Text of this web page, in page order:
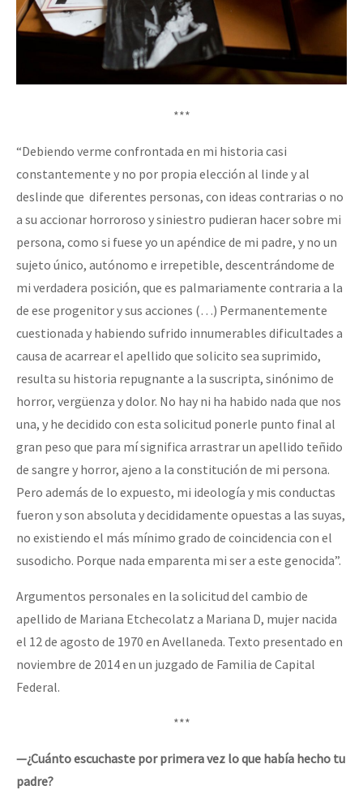
***
“Debiendo verme confrontada en mi historia casi
constantemente y no por propia elección al linde y al
deslinde que diferentes personas, con ideas contrarias o no
a su accionar horroroso y siniestro pudieran hacer sobre mi
persona, como si fuese yo un apéndice de mi padre, y no un
sujeto único, autónomo e irrepetible, descentrándome de
mi verdadera posición, que es palmariamente contraria a la
de ese progenitor y sus acciones (…) Permanentemente
cuestionada y habiendo sufrido innumerables dificultades a
causa de acarrear el apellido que solicito sea suprimido,
resulta su historia repugnante a la suscripta, sinónimo de
horror, vergüenza y dolor. No hay ni ha habido nada que nos
una, y he decidido con esta solicitud ponerle punto final al
gran peso que para mí significa arrastrar un apellido teñido
de sangre y horror, ajeno a la constitución de mi persona.
Pero además de lo expuesto, mi ideología y mis conductas
fueron y son absoluta y decididamente opuestas a las suyas,
no existiendo el más mínimo grado de coincidencia con el
susodicho. Porque nada emparenta mi ser a este genocida”.
Argumentos personales en la solicitud del cambio de
apellido de Mariana Etchecolatz a Mariana D, mujer nacida
el 12 de agosto de 1970 en Avellaneda. Texto presentado en
noviembre de 2014 en un juzgado de Familia de Capital
Federal.
***
—¿Cuánto escuchaste por primera vez lo que había hecho tu
padre?